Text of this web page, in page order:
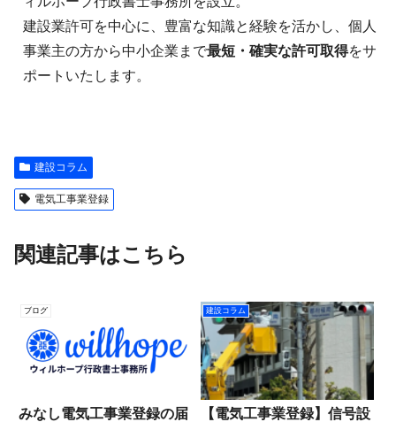
建設業許可を中心に、豊富な知識と経験を活かし、個人
事業主の方から中小企業まで最短・確実な許可取得をサ
ポートいたします。
建設コラム
電気工事業登録
関連記事はこちら
ブログ
みなし電気工事業登録の届
建設コラム
【電気工事業登録】信号設